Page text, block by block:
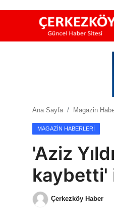
Ekonomi Haberleri
Teknoloji Haberleri
Ana Sayfa Magazin
MAGAZIN HABERLERI
'Aziz
kaybetti'
Çerkezköy Haber